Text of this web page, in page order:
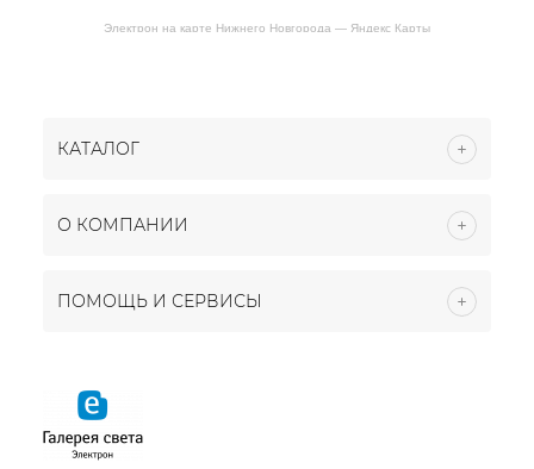
Электрон на карте Нижнего Новгорода — Яндекс Карты
КАТАЛОГ
О КОМПАНИИ
ПОМОЩЬ И СЕРВИСЫ